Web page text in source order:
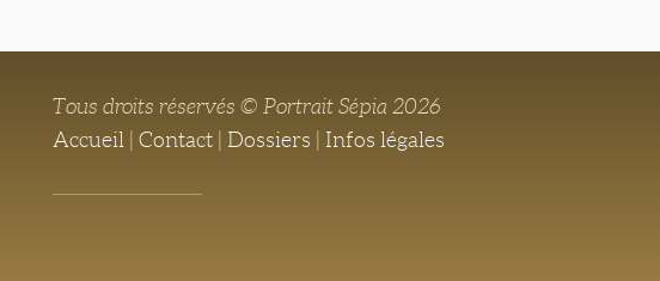
Tous droits réservés © Portrait Sépia 2026
Accueil
|Contact Dossiers Infos légales